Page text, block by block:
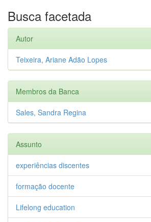
Busca facetada
Autor
Teixeira, Ariane Adão Lopes
Membros da Banca
Sales, Sandra Regina
Assunto
experiências discentes
formação docente
Lifelong education